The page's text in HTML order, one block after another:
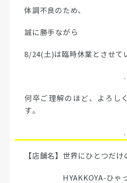
体調不良のため、
誠に勝手ながら
8/24(土)は臨時休業とさせて
.
何卒ご理解のほど、よろし
す。
.
【店舗名】世界にひとつだけ
HYAKKOYA-ひゃっ